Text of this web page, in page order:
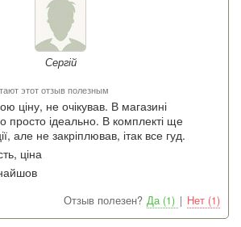
Сергій
этот отзыв полезным
ціну, не очікував. В магазині
просто ідеально. В комплекті ще
але не закріплював, ітак все гуд.
ціна
Отзыв полезен? Да (1) | Нет (1)